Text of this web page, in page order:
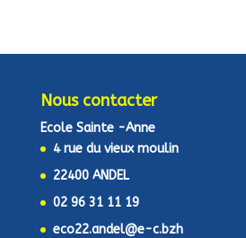
Nous contacter
Ecole Sainte -Anne
4 rue du vieux moulin
22400 ANDEL
02 96 31 11 19
eco22.andel@e-c.bzh